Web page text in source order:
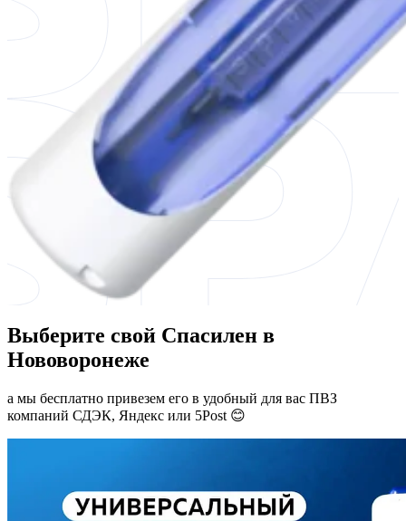
Выберите свой Спасилен в
Нововоронеже
а мы бесплатно привезем его в удобный для вас ПВЗ
компаний СДЭК, Яндекс или 5Post 😊